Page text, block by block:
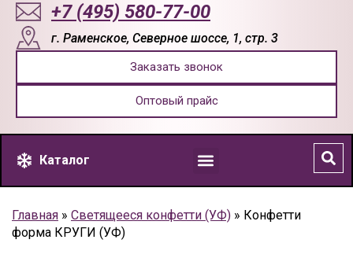
+7 (495) 580-77-00
г. Раменское, Северное шоссе, 1, стр. 3
Заказать звонок
Оптовый прайс
Каталог
Главная » Светящееся конфетти (УФ) » Конфетти
форма КРУГИ (УФ)